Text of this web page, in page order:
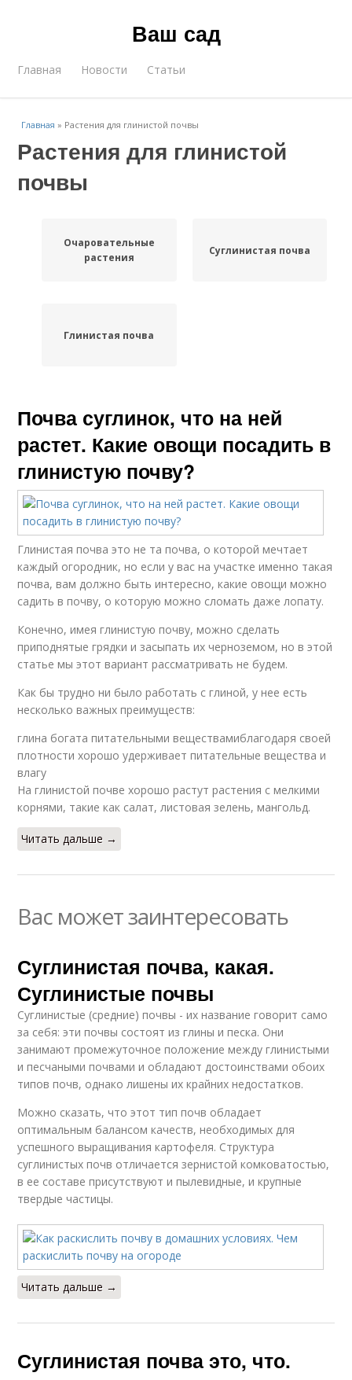
Ваш сад
Главная Новости Статьи
Главная » Растения для глинистой почвы
Растения для глинистой
почвы
Очаровательные
растения
Суглинистая почва
Глинистая почва
Почва суглинок, что на ней
растет. Какие овощи посадить в
глинистую почву?
Глинистая почва это не та почва, о которой мечтает
каждый огородник, но если у вас на участке именно такая
почва, вам должно быть интересно, какие овощи можно
садить в почву, о которую можно сломать даже лопату.
Конечно, имея глинистую почву, можно сделать
приподнятые грядки и засыпать их черноземом, но в этой
статье мы этот вариант рассматривать не будем.
Как бы трудно ни было работать с глиной, у нее есть
несколько важных преимуществ:
глина богата питательными веществамиблагодаря своей
плотности хорошо удерживает питательные вещества и
влагу
На глинистой почве хорошо растут растения с мелкими
корнями, такие как салат, листовая зелень, мангольд.
Читать дальше →
Вас может заинтересовать
Суглинистая почва, какая.
Суглинистые почвы
Суглинистые (средние) почвы - их название говорит само
за себя: эти почвы состоят из глины и песка. Они
занимают промежуточное положение между глинистыми
и песчаными почвами и обладают достоинствами обоих
типов почв, однако лишены их крайних недостатков.
Можно сказать, что этот тип почв обладает
оптимальным балансом качеств, необходимых для
успешного выращивания картофеля. Структура
суглинистых почв отличается зернистой комковатостью,
в ее составе присутствуют и пылевидные, и крупные
твердые частицы.
Читать дальше →
Суглинистая почва это, что.